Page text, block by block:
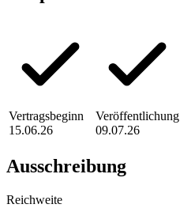
Vertragsbeginn
15.06.26
Veröffentlichung
09.07.26
Ausschreibung
Reichweite